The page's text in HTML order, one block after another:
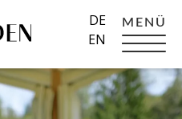
MENÜ
DE
EN